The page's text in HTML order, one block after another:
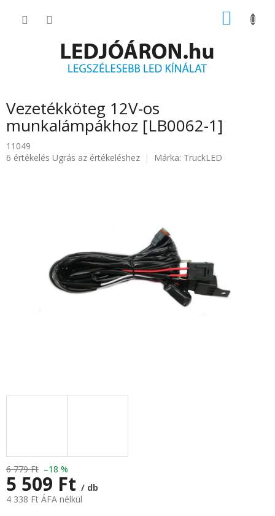
KOSÁR
Vezetékköteg 12V-os
munkalámpákhoz [LB0062-1]
11049
A
6 értékelés Ugrás az értékeléshez Márka: TruckLED
6 779 Ft –18 %
5 509 Ft / db
4 338 Ft ÁFA nélkül